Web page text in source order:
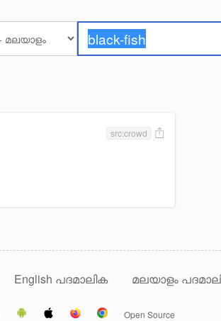
src:crowd
English പദമാലിക മലയാളം
Open Source